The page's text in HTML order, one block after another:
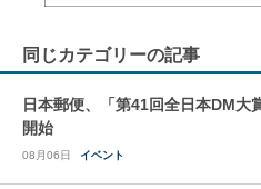
同じカテゴリーの記事
日本郵便、「第41回全日本DM大
開始
08月06日 イベント